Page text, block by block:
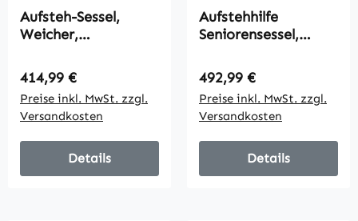
Aufsteh-Sessel,
Weicher,
USB-Anschlüsse
Regulärer Preis:
414,99 €
Preise inkl. MwSt. zzgl.
Versandkosten
Details
Aufstehhilfe
Seniorensessel,
Fernbedienung, 144
cm x 91 cm x 88 cm,
Dunkelgrau
Regulärer Preis:
492,99 €
Preise inkl. MwSt. zzgl.
Versandkosten
Details